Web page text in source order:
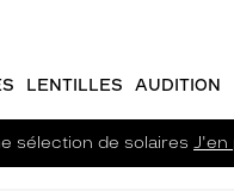
LENTILLES AUDITION
sélection de solaires J'en